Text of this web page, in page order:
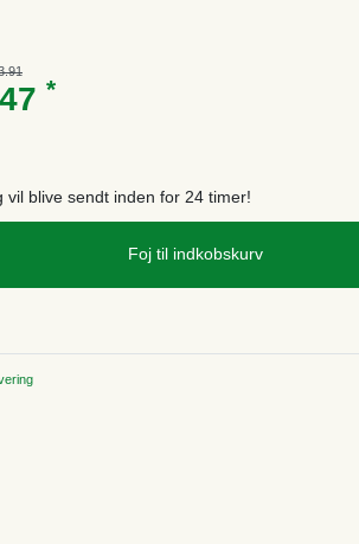
*
vil blive sendt inden for 24 timer!
Foj til indkobskurv